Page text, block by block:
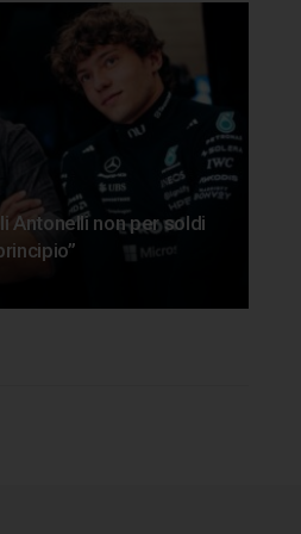
Antonelli non per soldi